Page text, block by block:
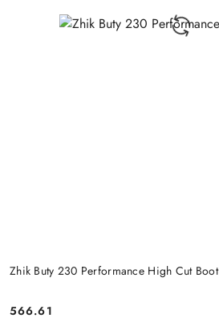
Zhik Buty 230 Performance High Cut Boot
Cena:
566.61